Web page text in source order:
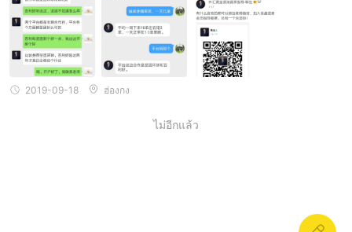
2019-09-18 ฮ่องกง
ไม่อีกแล้ว